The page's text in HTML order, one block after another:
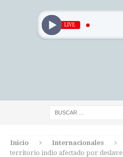
LIVE
Inicio Internacionales
territorio indio afectado por deslave